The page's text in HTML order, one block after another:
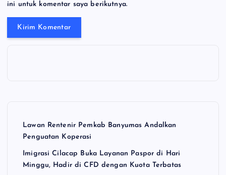
ini untuk komentar saya berikutnya.
Lawan Rentenir Pemkab Banyumas Andalkan
Penguatan Koperasi
Imigrasi Cilacap Buka Layanan Paspor di Hari
Minggu, Hadir di CFD dengan Kuota Terbatas